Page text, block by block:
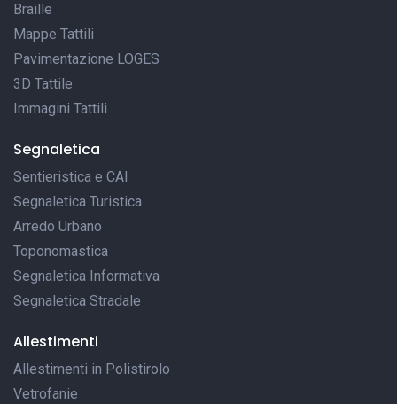
Braille
Mappe Tattili
Pavimentazione LOGES
3D Tattile
Immagini Tattili
Segnaletica
Sentieristica e CAI
Segnaletica Turistica
Arredo Urbano
Toponomastica
Segnaletica Informativa
Segnaletica Stradale
Allestimenti
Allestimenti in Polistirolo
Vetrofanie